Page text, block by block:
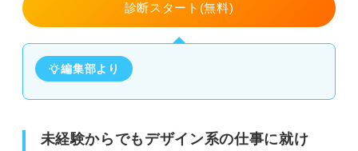
診断スタート(無料)
編集部より
未経験からでもデザイン系の仕事に就け